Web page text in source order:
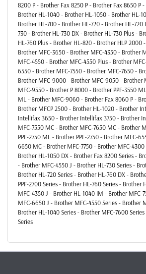
8200 P - Brother Fax 8250 P - Brother Fax 8650 P
Brother HL-1040 - Brother HL-1050 - Brother HL-
Brother HL-700 - Brother HL-720 - Brother HL-720
730 - Brother HL-730 DX - Brother HL-730 Plus -
HL-760 Plus - Brother HL-820 - Brother HLP 2000
Brother MFC-3650 - Brother MFC-4350 - Brother
MFC-4550 - Brother MFC-4550 Plus - Brother
6550 - Brother MFC-7550 - Brother MFC-7650 -
Brother MFC-9000 - Brother MFC-9050 - Brother
MFC-9550 - Brother P 8000 - Brother PPF-3550
ML - Brother MFC-9060 - Brother Fax 8060 P -
Brother MFCP 2500 - Brother HL-1020 - Brother
Intellifax 3650 - Brother Intellifax 3750 - Brother
MFC-7550 MC - Brother MFC-7650 MC - Brother
PPF-2750 ML - Brother PPF-2750 - Brother MFC-
6650 MC - Brother MFC-7750 - Brother MFC-
Brother HL-1050 DX - Brother Fax 8200 Series -
- Brother MFC-4550 J - Brother HL-730 Series -
Brother HL-720 Series - Brother HL-760 DX -
PPF-2700 Series - Brother HL-760 Series - Brother
MFC-4350 J - Brother HL-1040 IM - Brother MFC-
MFC-6650 J - Brother MFC-4550 Series - Brother
Brother HL-1040 Series - Brother MFC-7600
Series